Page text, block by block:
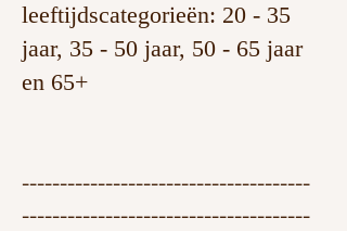
leeftijdscategorieën: 20 - 35
jaar, 35 - 50 jaar, 50 - 65 jaar
en 65+
--------------------------------------
--------------------------------------